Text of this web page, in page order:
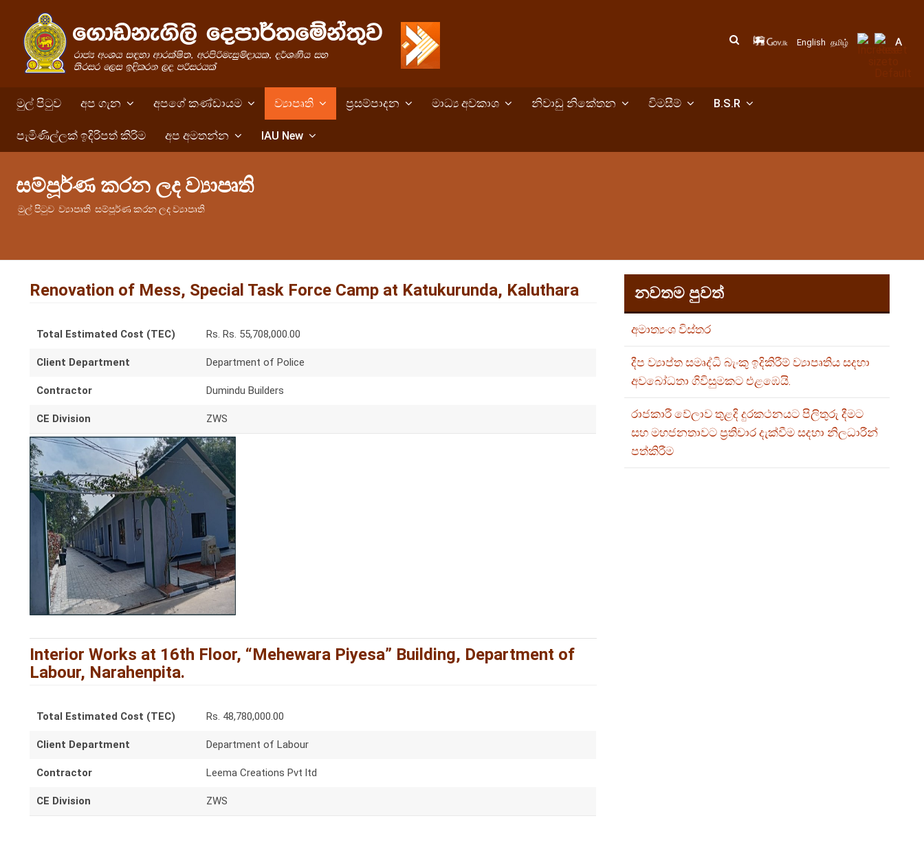
English தமிழ்
මුල් පිටුව අප ගැන අපගේ කණ්ඩායම ව්‍යාපෘති ප්‍රසම්පාදන මාධ්‍ය අවකාශ නිවාඩු නිකේතන විමසීම් B.S.R
පැමිණිල්ලක් ඉදිරිපත් කිරිම අප අමතන්න IAU New
සම්පූර්ණ කරන ලද ව්‍යාපෘති
මුල් පිටුව ව්‍යාපෘති සම්පූර්ණ කරන ලද ව්‍යාපෘති
Renovation of Mess, Special Task Force Camp at Katukurunda, Kaluthara
Total Estimated Cost (TEC) Rs. Rs. 55,708,000.00
Client Department Department of Police
Contractor Dumindu Builders
CE Division ZWS
Interior Works at 16th Floor, “Mehewara Piyesa” Building, Department of
Labour, Narahenpita.
Total Estimated Cost (TEC) Rs. 48,780,000.00
Client Department Department of Labour
Contractor Leema Creations Pvt ltd
CE Division ZWS
නවතම පුවත්
අමාත්‍යංශ විස්තර
දීප ව්‍යාප්ත සමෘද්ධි බැංකු ඉදිකිරීම් ව්‍යාපෘතිය සදහා
අවබෝධතා ගිවිසුමකට එළඹෙයි.
රාජකාරී වේලාව තුළදි දුරකථනයට පිලිතුරු දීමට
සහ මහජනතාවට ප්‍රතිචාර දැක්වීම සදහා නිලධාරීන්
පත්කිරීම